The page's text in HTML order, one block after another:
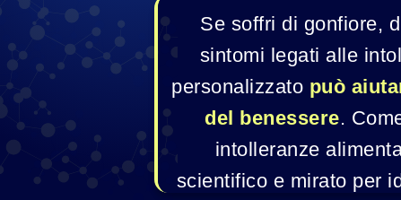
Se soffri di gonfiore,
sintomi legati alle
personalizzato può
del benessere.
intolleranze
scientifico e mirato per